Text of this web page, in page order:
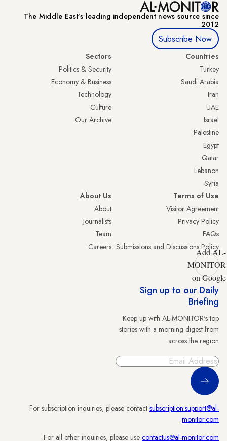
The Middle Eastʼs leading independent news source since
2012
Subscribe Now
Countries
Turkey
Saudi Arabia
Iran
UAE
Israel
Palestine
Egypt
Qatar
Lebanon
Syria
Sectors
Politics & Security
Economy & Business
Technology
Culture
Our Archive
Terms of Use
Visitor Agreement
Privacy Policy
FAQs
Submissions and Discussions Policy
About Us
About
Journalists
Team
Careers
Add AL-
MONITOR
on Google
Sign up to our Daily
Briefing
Keep up with AL-MONITOR's top
stories with a morning digest from
across the region.
Sign Up
For subscription inquiries, please contact subscription.support@al-
monitor.com
.
For all other inquiries, please use contactus@al-monitor.com
.